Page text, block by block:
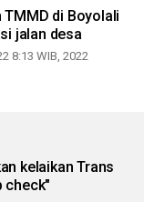
TMMD di Boyolali
jalan desa
8:13 WIB, 2022
kelaikan Trans
check"